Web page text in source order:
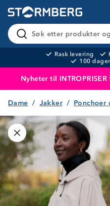
Søk etter produkter
Rask levering
100
Nyheter til
Produktet er lagt
Dame Jakker Ponchoer